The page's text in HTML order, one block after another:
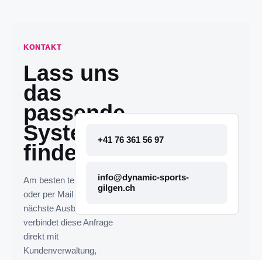
KONTAKT
Lass uns
das
passende
System
finden.
Am besten telefonisch
oder per Mail melden. Die
nächste Ausbaustufe
verbindet diese Anfrage
direkt mit
Kundenverwaltung,
+41 76 361 56 97
info@dynamic-sports-
gilgen.ch